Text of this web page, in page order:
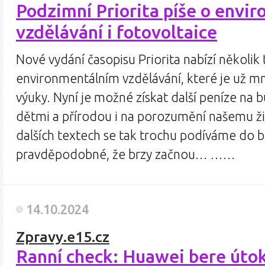
Podzimní Priorita píše o
vzdělávání i fotovoltaice
Nové vydání časopisu Priorita nabízí
environmentálním vzdělávání, které je už
výuky. Nyní je možné získat další peníze na
dětmi a přírodou i na porozumění našemu
dalších textech se tak trochu podíváme do
pravděpodobné, že brzy začnou… ……
14.10.2024
Zpravy.e15.cz
Ranní check: Huawei bere